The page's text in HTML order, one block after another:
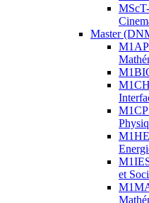
Master
et